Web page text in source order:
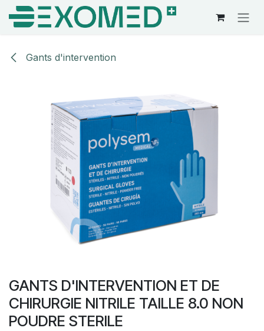
Se rendre au contenu
Gants d'intervention
GANTS D'INTERVENTION ET DE
CHIRURGIE NITRILE TAILLE 8.0 NON
POUDRE STERILE